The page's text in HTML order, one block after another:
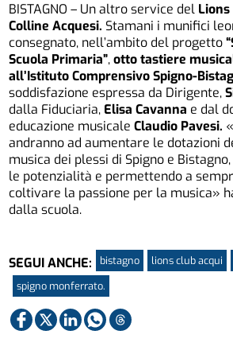
BISTAGNO – Un altro service del Lions
Colline Acquesi. Stamani i munifici
consegnato, nell’ambito del progetto
Scuola Primaria”,otto tastiere
all’Istituto Comprensivo Spigno-
soddisfazione espressa da Dirigente,
dalla Fiduciaria, Elisa Cavanna e dal
educazione musicaleClaudio Pavesi.
andranno ad aumentare le dotazioni
musica dei plessi di Spigno e
le potenzialità e permettendo a
coltivare la passione per la musica»
dalla scuola.
SEGUI ANCHE: bistagno lions club acqui
spigno monferrato.